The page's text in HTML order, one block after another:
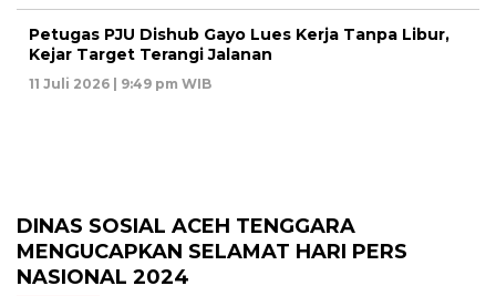
Petugas PJU Dishub Gayo Lues Kerja Tanpa Libur,
Kejar Target Terangi Jalanan
11 Juli 2026 | 9:49 pm WIB
DINAS SOSIAL ACEH TENGGARA
MENGUCAPKAN SELAMAT HARI PERS
NASIONAL 2024